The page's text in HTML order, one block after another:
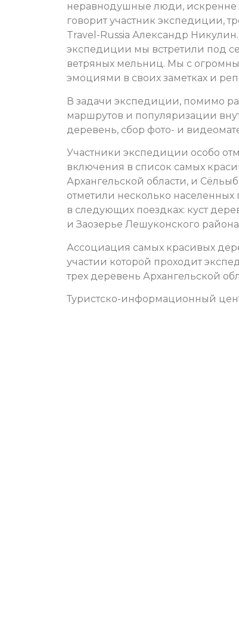
неравнодушные люди, искренне
говорит участник экспедиции,
Travel-Russia Александр
экспедиции мы встретили под
ветряных мельниц. Мы с
эмоциями в своих заметках и
В задачи экспедиции, помимо
маршрутов и популяризации
деревень, сбор фото- и
Участники экспедиции особо
включения в список самых
Архангельской области, и
отметили несколько
в следующих поездках: куст
и Заозерье Лешуконского
Ассоциация самых красивых
участии которой проходит
трех деревень Архангельской
Туристско-информационный